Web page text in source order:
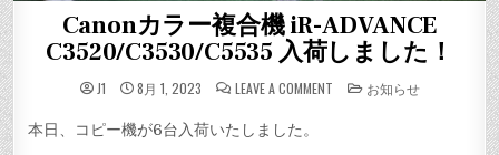
Canonカラー複合機 iR-ADVANCE
C3520/C3530/C5535 入荷しました！
J1 8月 1, 2023 LEAVE A COMMENTON
CANON
POSTED
IN
お知らせ
本日、コピー機が6台入荷いたしました。